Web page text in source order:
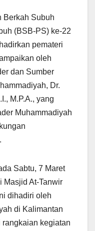
Berkah Subuh
(BSB-PS) ke-22
pemateri
oleh
dan Sumber
Dr.
M.P.A., yang
Muhammadiyah
Sabtu, 7 Maret
Masjid At-Tanwir
dihadiri oleh
di Kalimantan
rangkaian kegiatan